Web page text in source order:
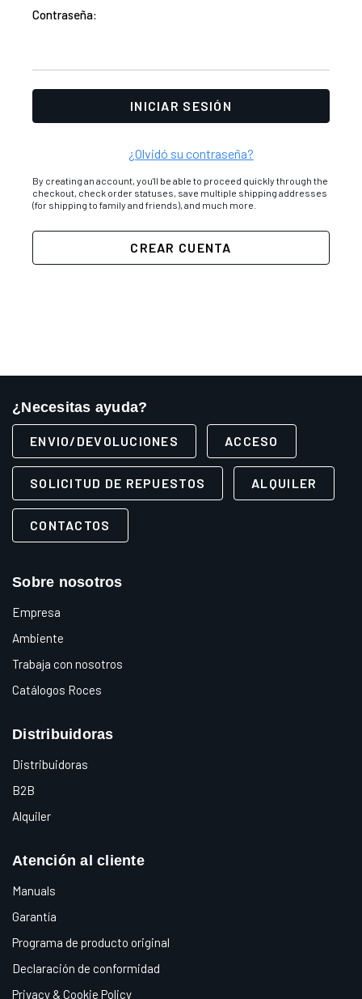
Contraseña:
¿Olvidó su contraseña?
By creating an account, you'll be able to proceed quickly through the
checkout, check order statuses, save multiple shipping addresses
(for shipping to family and friends), and much more.
CREAR CUENTA
¿Necesitas ayuda?
ENVIO/DEVOLUCIONES ACCESO
SOLICITUD DE REPUESTOS ALQUILER
CONTACTOS
Sobre nosotros
Empresa
Ambiente
Trabaja con nosotros
Catálogos Roces
Distribuidoras
Distribuidoras
B2B
Alquiler
Atención al cliente
Manuals
Garantía
Programa de producto original
Declaración de conformidad
Privacy & Cookie Policy